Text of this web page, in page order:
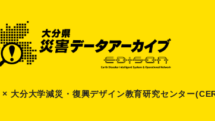
大分大学減災 ・ 復興デザイン教育研究センター